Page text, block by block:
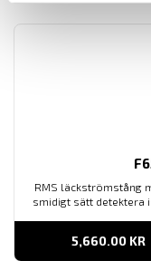
RMS läckströmstång
smidigt sätt detektera
5,660.00 KR